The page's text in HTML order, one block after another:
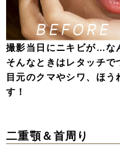
撮影当日にニキビが…な
そんなときはレタッチで
目元のクマやシワ、ほ
す！
二重顎＆首周り